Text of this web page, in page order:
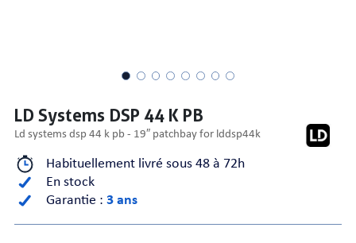
AUDIO
LD Systems DSP 44 K PB
ld systems dsp 44 k pb - 19″ patchbay for lddsp44k
Habituellement livré sous 48 à 72h
En stock
Garantie : 3 ans